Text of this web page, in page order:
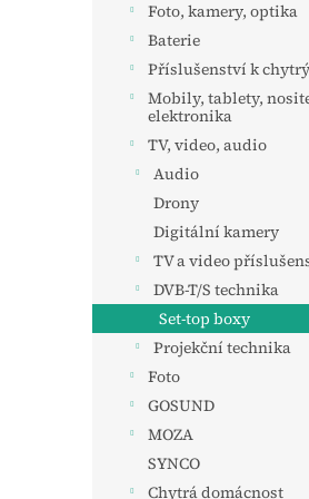
Foto, kamery, optika
Baterie
Příslušenství k
Mobily, tablety,
elektronika
TV, video, audio
Audio
Drony
Digitální kamery
TV a video
DVB-T/S technika
Set-top boxy
Projekční technika
Foto
GOSUND
MOZA
SYNCO
Chytrá domácnost